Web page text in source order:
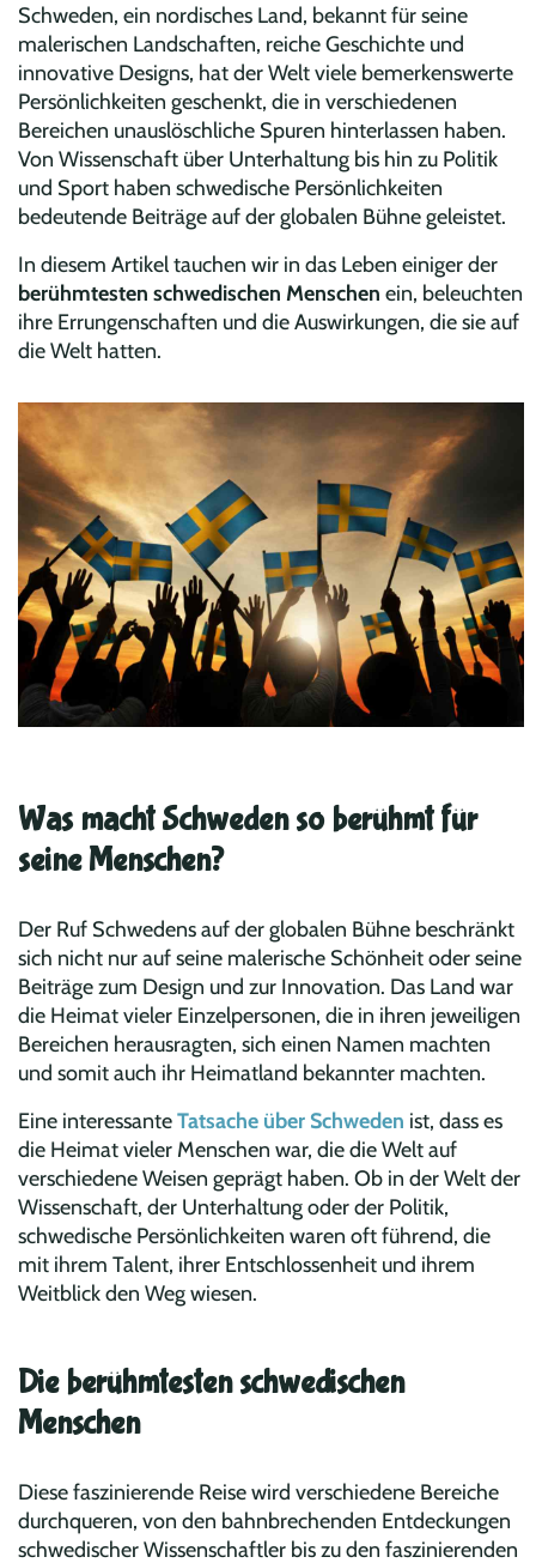
Schweden, ein nordisches Land, bekannt für seine
malerischen Landschaften, reiche Geschichte und
innovative Designs, hat der Welt viele bemerkenswerte
Persönlichkeiten geschenkt, die in verschiedenen
Bereichen unauslöschliche Spuren hinterlassen haben.
Von Wissenschaft über Unterhaltung bis hin zu Politik
und Sport haben schwedische Persönlichkeiten
bedeutende Beiträge auf der globalen Bühne geleistet.
In diesem Artikel tauchen wir in das Leben einiger der
berühmtesten schwedischen Menschen ein, beleuchten
ihre Errungenschaften und die Auswirkungen, die sie auf
die Welt hatten.
Was macht Schweden so berühmt für
seine Menschen?
Der Ruf Schwedens auf der globalen Bühne beschränkt
sich nicht nur auf seine malerische Schönheit oder seine
Beiträge zum Design und zur Innovation. Das Land war
die Heimat vieler Einzelpersonen, die in ihren jeweiligen
Bereichen herausragten, sich einen Namen machten
und somit auch ihr Heimatland bekannter machten.
Eine interessanteTatsache über Schweden ist, dass es
die Heimat vieler Menschen war, die die Welt auf
verschiedene Weisen geprägt haben. Ob in der Welt der
Wissenschaft, der Unterhaltung oder der Politik,
schwedische Persönlichkeiten waren oft führend, die
mit ihrem Talent, ihrer Entschlossenheit und ihrem
Weitblick den Weg wiesen.
Die berühmtesten schwedischen
Menschen
Diese faszinierende Reise wird verschiedene Bereiche
durchqueren, von den bahnbrechenden Entdeckungen
schwedischer Wissenschaftler bis zu den faszinierenden